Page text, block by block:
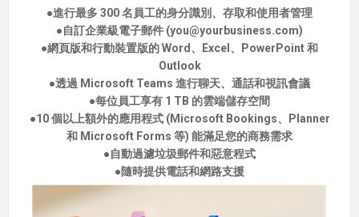
●進行最多 300 名員工的身分識別、存取和使用者管理
●自訂企業級電子郵件 (you@yourbusiness.com)
●網頁版和行動裝置版的 Word、Excel、PowerPoint 和
Outlook
●透過 Microsoft Teams 進行聊天、通話和視訊會議
●每位員工享有 1 TB 的雲端儲存空間
●10 個以上額外的應用程式 (Microsoft Bookings、Planner
和 Microsoft Forms 等) 能滿足您的商務需求
●自動過濾垃圾郵件和惡意程式
●隨時提供電話和網路支援